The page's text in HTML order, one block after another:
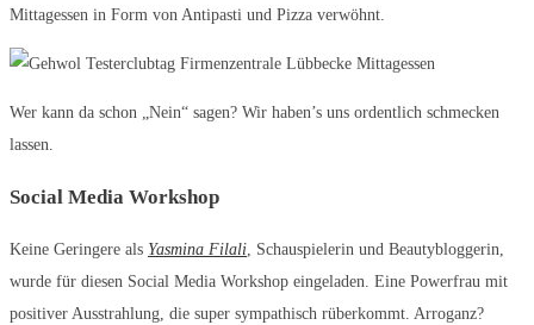
Mittagessen in Form von Antipasti und Pizza verwöhnt.
Wer kann da schon „Nein“ sagen? Wir haben’s uns ordentlich schmecken
lassen.
Social Media Workshop
Keine Geringere als Yasmina Filali, Schauspielerin und Beautybloggerin,
wurde für diesen Social Media Workshop eingeladen. Eine Powerfrau mit
positiver Ausstrahlung, die super sympathisch rüberkommt. Arroganz?